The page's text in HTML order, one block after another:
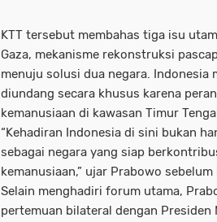
KTT tersebut membahas tiga isu
Gaza, mekanisme rekonstruksi
menuju solusi dua negara. Indonesia
diundang secara khusus karena
kemanusiaan di kawasan Timur
“Kehadiran Indonesia di sini bukan
sebagai negara yang siap
kemanusiaan,” ujar Prabowo
Selain menghadiri forum utama,
pertemuan bilateral dengan Presiden